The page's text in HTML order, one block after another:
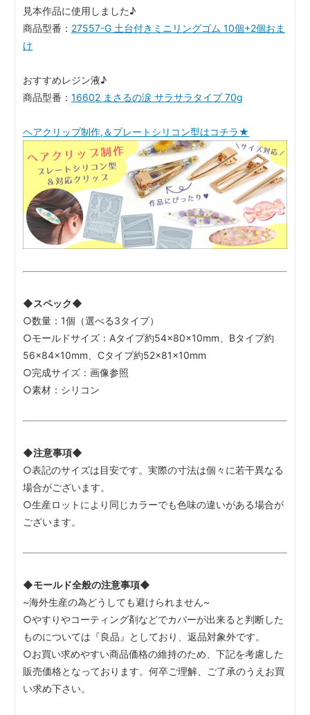
見本作品に使用しました♪
商品型番： 27557-G 土台付きミニリングゴム 10個+2個おま
け
おすすめレジン液♪
商品型番： 16602 まさるの涙 サラサラタイプ 70g
ヘアクリップ制作,＆プレートシリコン型はコチラ★
◆スペック◆
○数量：1個（選べる3タイプ）
○モールドサイズ：Aタイプ約54×80×10mm、Bタイプ約
56×84×10mm、Cタイプ約52×81×10mm
○完成サイズ：画像参照
○素材：シリコン
◆注意事項◆
○表記のサイズは目安です。実際の寸法は個々に若干異なる
場合がございます。
○生産ロットにより同じカラーでも色味の違いがある場合が
ございます。
◆モールド全般の注意事項◆
~海外生産の為どうしても避けられません~
○やすりやコーティング剤などでカバーが出来ると判断した
ものについては『良品』としており、返品対象外です。
○お買い求めやすい商品価格の維持のため、下記を考慮した
販売価格となっております。何卒ご理解、ご了承のうえお買
い求め下さい。